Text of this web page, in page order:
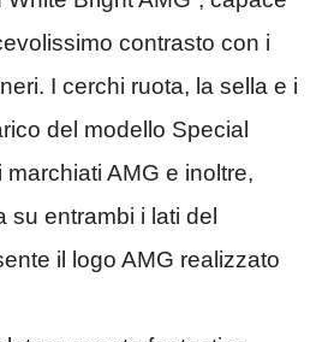
contrasto con i
I cerchi ruota, la sella e i
del modello Special
AMG e inoltre,
su entrambi i lati del
il logo AMG realizzato